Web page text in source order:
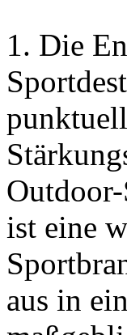
1. Die
ist eine
aus in